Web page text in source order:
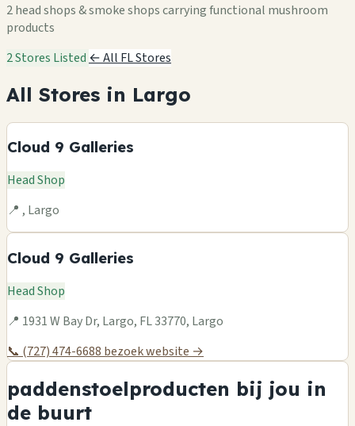
2 head shops & smoke shops carrying functional mushroom
products
2 Stores Listed ← All FL Stores
All Stores in Largo
Cloud 9 Galleries
Head Shop
📍 , Largo
Cloud 9 Galleries
Head Shop
📍 1931 W Bay Dr, Largo, FL 33770, Largo
📞 (727) 474-6688 bezoek website →
paddenstoelproducten bij jou in
de buurt